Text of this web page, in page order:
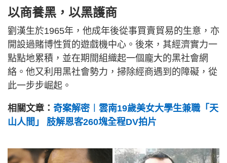
以商養黑，以黑護商
劉漢生於1965年，他成年後從事買賣貿易的生意，亦
開設過賭博性質的遊戲機中心。後來，其經濟實力一
點點地累積，並在期間組織起一個龐大的黑社會網
絡。他又利用黑社會勢力，掃除經商遇到的障礙，從
此一步步崛起。
相關文章： 奇案解密︱雲南19歲美女大學生兼職「天
山人間」 肢解恩客260塊全程DV拍片